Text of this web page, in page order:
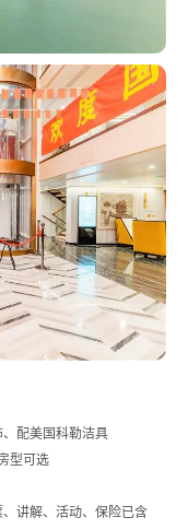
配美国科勒洁具
型可选
讲解、活动、保险已含